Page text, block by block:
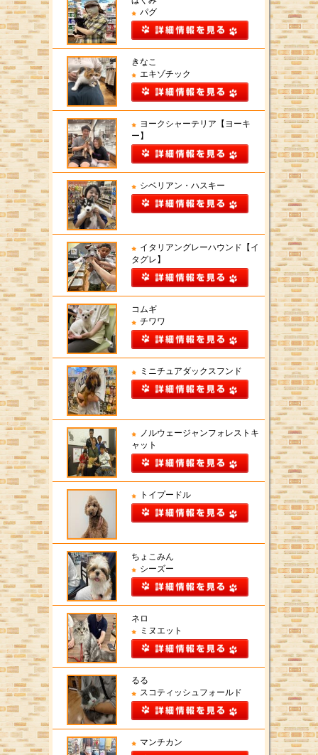
パグ
きなこ
エキゾチック
ヨークシャーテリア【ヨーキ
ー】
シベリアン・ハスキー
イタリアングレーハウンド【イ
タグレ】
コムギ
チワワ
ミニチュアダックスフンド
ノルウェージャンフォレストキ
ャット
トイプードル
ちょこみん
シーズー
ネロ
ミヌエット
るる
スコティッシュフォールド
マンチカン